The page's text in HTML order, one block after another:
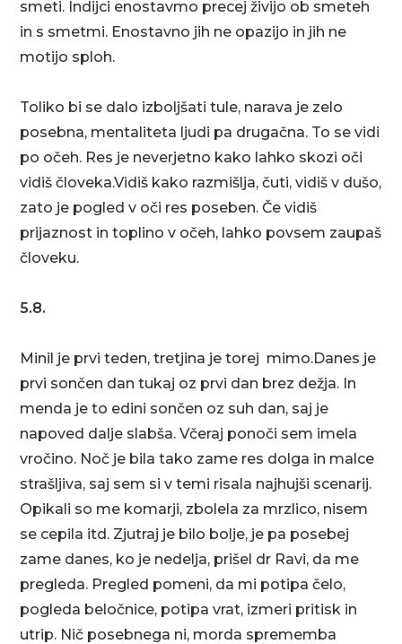
smeti. Indijci enostavmo precej živijo ob smeteh
in s smetmi. Enostavno jih ne opazijo in jih ne
motijo sploh.
Toliko bi se dalo izboljšati tule, narava je zelo
posebna, mentaliteta ljudi pa drugačna. To se vidi
po očeh. Res je neverjetno kako lahko skozi oči
vidiš človeka.Vidiš kako razmišlja, čuti, vidiš v dušo,
zato je pogled v oči res poseben. Če vidiš
prijaznost in toplino v očeh, lahko povsem zaupaš
človeku.
5.8.
Minil je prvi teden, tretjina je torej mimo.Danes je
prvi sončen dan tukaj oz prvi dan brez dežja. In
menda je to edini sončen oz suh dan, saj je
napoved dalje slabša. Včeraj ponoči sem imela
vročino. Noč je bila tako zame res dolga in malce
strašljiva, saj sem si v temi risala najhujši scenarij.
Opikali so me komarji, zbolela za mrzlico, nisem
se cepila itd. Zjutraj je bilo bolje, je pa posebej
zame danes, ko je nedelja, prišel dr Ravi, da me
pregleda. Pregled pomeni, da mi potipa čelo,
pogleda beločnice, potipa vrat, izmeri pritisk in
utrip. Nič posebnega ni, morda sprememba